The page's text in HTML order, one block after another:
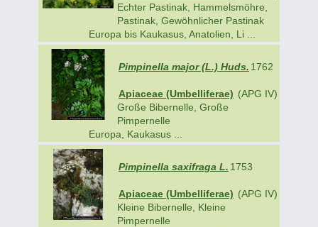
Echter Pastinak, Hammelsmöhre,
Pastinak, Gewöhnlicher Pastinak
Europa bis Kaukasus, Anatolien, Li ...
Pimpinella major (L.) Huds. 1762
Apiaceae (Umbelliferae) (APG IV)
Große Bibernelle, Große
Pimpernelle
Europa, Kaukasus ...
Pimpinella saxifraga L. 1753
Apiaceae (Umbelliferae) (APG IV)
Kleine Bibernelle, Kleine
Pimpernelle